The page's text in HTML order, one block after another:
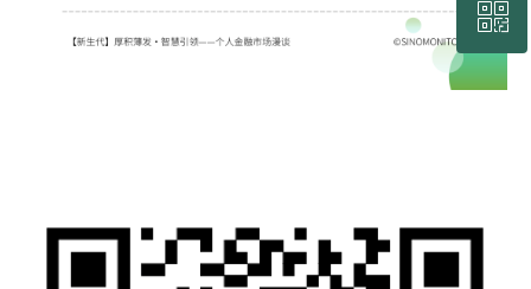
回到顶部
ꀥ
联系我们